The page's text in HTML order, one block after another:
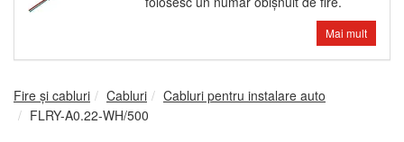
Mai mult
Fire şi cabluri Cabluri
Cabluri pentru instalare auto
FLRY-A0.22-WH/500